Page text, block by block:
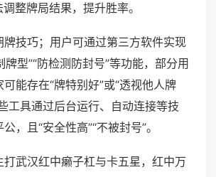
整牌局结果，提升胜率。
牌技巧；用户可通过第三方软件实现
牌型”“防检测防封号”等功能，部分用
能存在“牌特别好”或“透视他人牌
工具通过后台运行、自动连接等技
，且“安全性高”“不被封号”。
武汉红中癞子杠与卡五星，红中万